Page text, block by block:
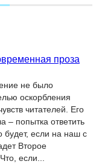
проза
не было
оскорбления
читателей. Его
– попытка ответить
будет, если на наш с
Второе
если...